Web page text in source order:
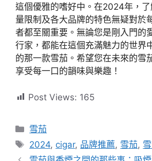
這個優雅的嗜好中。在2024年，
量限制及各大品牌的特色無疑對於
者都至關重要。無論您是剛入門的
行家，都能在這個充滿魅力的世界
的那一款雪茄。希望您在未來的雪
享受每一口的韻味與樂趣！
Post Views: 165
分
類
雪茄
標
籤
2024, cigar, 品牌推薦, 雪茄,